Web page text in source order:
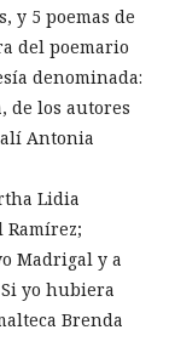
y 5 poemas de
del poemario
denominada:
de los autores
Antonia
Lidia
Madrigal y a
yo hubiera
Brenda